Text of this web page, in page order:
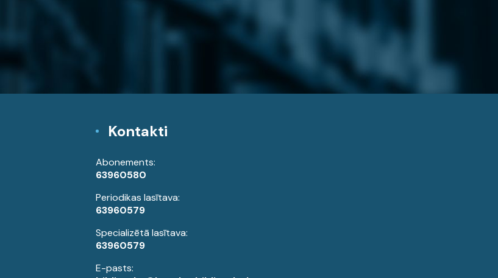
Kontakti
Abonements:
63960580
Periodikas lasītava:
63960579
Specializētā lasītava:
63960579
E-pasts: